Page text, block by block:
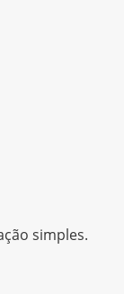
simples.